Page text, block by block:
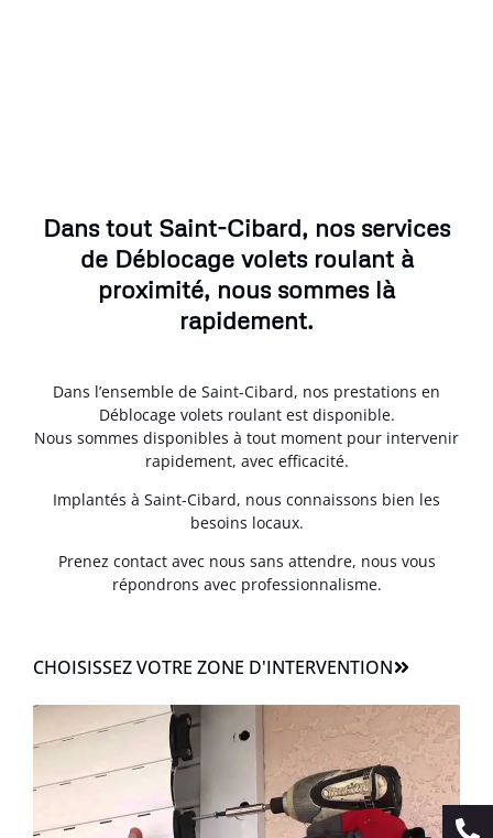
Dans tout Saint-Cibard, nos services
de Déblocage volets roulant à
proximité, nous sommes là
rapidement.
Dans l’ensemble de Saint-Cibard, nos prestations en
Déblocage volets roulant est disponible.
Nous sommes disponibles à tout moment pour intervenir
rapidement, avec efficacité.
Implantés à Saint-Cibard, nous connaissons bien les
besoins locaux.
Prenez contact avec nous sans attendre, nous vous
répondrons avec professionnalisme.
CHOISISSEZ VOTRE ZONE D'INTERVENTION